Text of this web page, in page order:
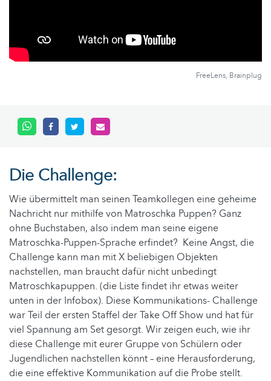
FreeLens, Brainplug
Die Challenge:
Wie übermittelt man seinen Teamkollegen eine geheime
Nachricht nur mithilfe von Matroschka Puppen? Ganz
ohne Buchstaben, also indem man seine eigene
Matroschka-Puppen-Sprache erfindet? Keine Angst, die
Challenge kann man mit X beliebigen Objekten
nachstellen, man braucht dafür nicht unbedingt
Matroschkapuppen. (die Liste findet ihr etwas weiter
unten in der Infobox). Diese Kommunikations- Challenge
war Teil der ersten Staffel der Take Off Show und hat für
viel Spannung am Set gesorgt. Wir zeigen euch, wie ihr
diese Challenge mit eurer Gruppe von Schülern oder
Jugendlichen nachstellen könnt – eine Herausforderung,
die eine effektive Kommunikation auf die Probe stellt.